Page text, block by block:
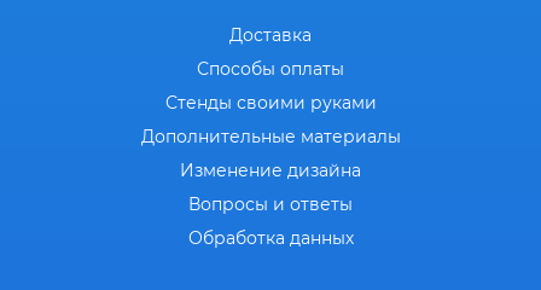
Доставка
Способы оплаты
Стенды своими руками
Дополнительные материалы
Изменение дизайна
Вопросы и ответы
Обработка данных